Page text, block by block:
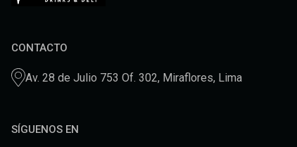
CONTACTO
Av. 28 de Julio 753 Of. 302, Miraflores, Lima
SÍGUENOS EN